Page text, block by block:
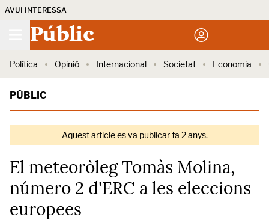
AVUI INTERESSA
Públic
Política Opinió Internacional Societat Economia
PÚBLIC
Aquest article es va publicar fa 2 anys.
El meteoròleg Tomàs Molina,
número 2 d'ERC a les eleccions
europees